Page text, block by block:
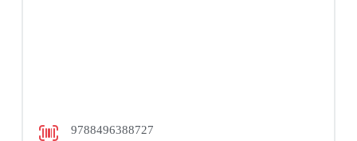
9788496388727